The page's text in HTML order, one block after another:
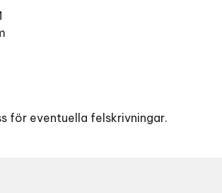
för eventuella felskrivningar.